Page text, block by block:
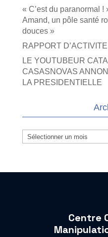
« C’est du paranormal
Amand, un pôle santé
douces »
RAPPORT
LE YOUTUBEUR
CASASNOVAS
LA PRESIDENTIELLE
Archives
Centre